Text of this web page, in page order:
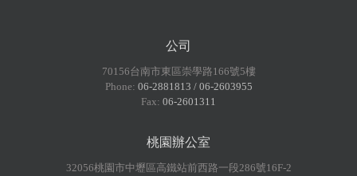
公司
70156台南市東區崇學路166號5樓
Phone: 06-2881813 / 06-2603955
Fax: 06-2601311
桃園辦公室
32056桃園市中壢區高鐵站前西路一段286號16F-2